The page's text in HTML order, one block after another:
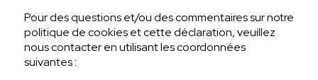
Pour des questions et/ou des commentaires sur notre
politique de cookies et cette déclaration, veuillez
nous contacter en utilisant les coordonnées
suivantes :